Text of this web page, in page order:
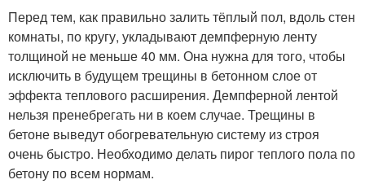
Перед тем, как правильно залить тёплый пол, вдоль стен
комнаты, по кругу, укладывают демпферную ленту
толщиной не меньше 40 мм. Она нужна для того, чтобы
исключить в будущем трещины в бетонном слое от
эффекта теплового расширения. Демпферной лентой
нельзя пренебрегать ни в коем случае. Трещины в
бетоне выведут обогревательную систему из строя
очень быстро. Необходимо делать пирог теплого пола по
бетону по всем нормам.